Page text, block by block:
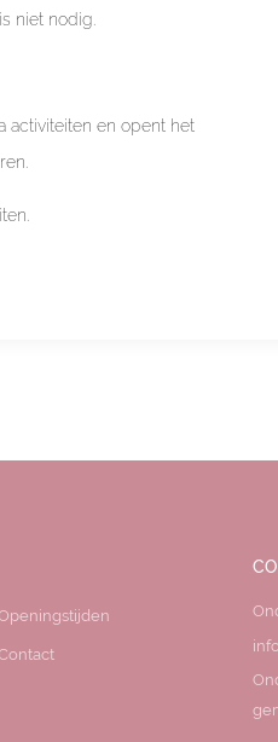
niet nodig.
activiteiten en opent het